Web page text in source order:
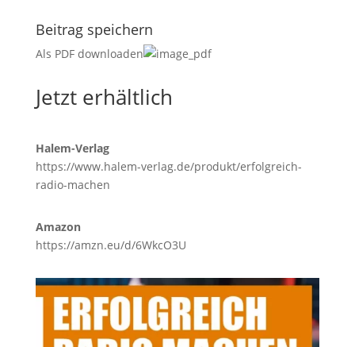
Beitrag speichern
Als PDF downloaden
Jetzt erhältlich
Halem-Verlag
https://www.halem-verlag.de/produkt/erfolgreich-
radio-machen
Amazon
https://amzn.eu/d/6WkcO3U